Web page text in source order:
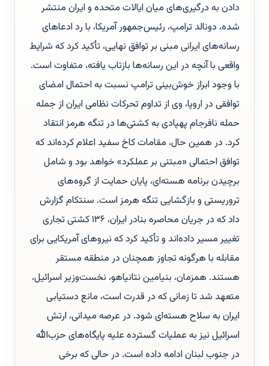
دادن به درگیری‌های میان ایالات متحده و ایران منتشر
شده، دونالد ترامپ، رئیس‌جمهور آمریکا، با رد ادعاهای
رسانه‌های ایرانی مبنی بر توافق نهایی، تأکید کرد که شرایط
واقعی با آنچه در این رسانه‌ها بازتاب یافته، متفاوت است.
با وجود ابراز خوش‌بینی ترامپ نسبت به احتمال امضای
توافقی در اروپا، وی از تداوم تحرکات نظامی ایران از جمله
حمله نافرجام پهپادی به کشتی‌ها در تنگه هرمز انتقاد
کرد. در همین حال، مقامات کاخ سفید اعلام کرده‌اند که
توافق احتمالی «مبتنی بر عملکرد» خواهد بود و شامل
برچیدن برنامه هسته‌ای، پایان حمایت از گروه‌های
تروریستی و بازگشایی تنگه هرمز است. سنتکام گزارش
داد که در جریان محاصره بنادر ایران، ۱۳۶ کشتی تجاری
تغییر مسیر داده‌اند و تأکید کرد که نیروهای آمریکایی برای
مقابله با هرگونه تجاوز همچنان در منطقه مستقر
هستند. همزمان، بنیامین نتانیاهو، نخست‌وزیر اسرائیل،
متعهد شد تا زمانی که در قدرت است، مانع دستیابی
ایران به سلاح هسته‌ای شود. در عرصه میدانی، ارتش
اسرائیل نیز به عملیات گسترده علیه پایگاه‌های حزب‌الله
در جنوب لبنان ادامه داده است. در حالی که برخی